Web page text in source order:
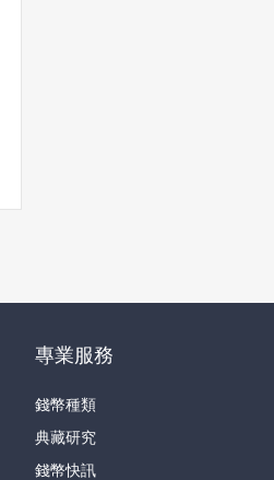
專業服務
錢幣種類
典藏研究
錢幣快訊